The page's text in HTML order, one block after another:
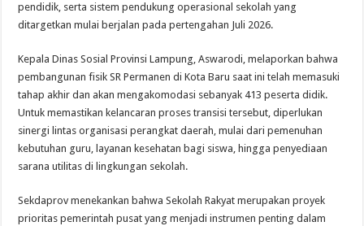
pendidik, serta sistem pendukung operasional sekolah yang
ditargetkan mulai berjalan pada pertengahan Juli 2026.
Kepala Dinas Sosial Provinsi Lampung, Aswarodi, melaporkan bahwa
pembangunan fisik SR Permanen di Kota Baru saat ini telah memasuki
tahap akhir dan akan mengakomodasi sebanyak 413 peserta didik.
Untuk memastikan kelancaran proses transisi tersebut, diperlukan
sinergi lintas organisasi perangkat daerah, mulai dari pemenuhan
kebutuhan guru, layanan kesehatan bagi siswa, hingga penyediaan
sarana utilitas di lingkungan sekolah.
Sekdaprov menekankan bahwa Sekolah Rakyat merupakan proyek
prioritas pemerintah pusat yang menjadi instrumen penting dalam